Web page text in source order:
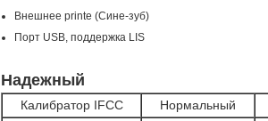
Внешнее printe (Сине-зуб)
Порт USB, поддержка LIS
Надежный
Калибратор IFCC Нормальный